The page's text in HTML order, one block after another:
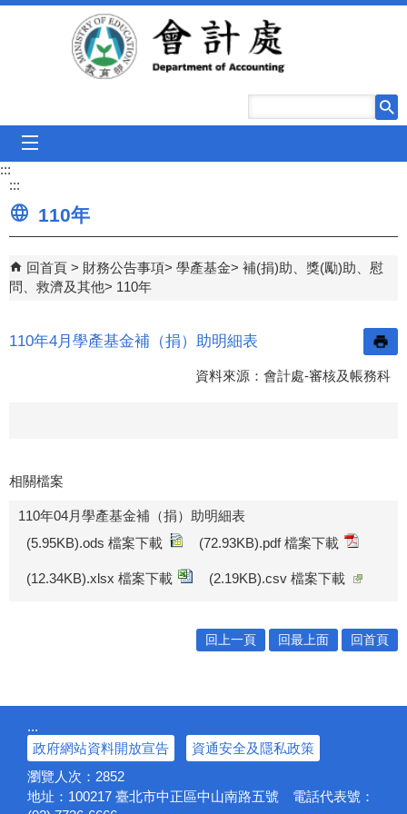
跳到主要內容區塊
:::
:::
110年
回首頁 財務公告事項 學產基金
補(捐)助、獎(勵)助、慰
問、救濟及其他
110年
110年4月學產基金補（捐）助明細表
資料來源：會計處-審核及帳務科
相關檔案
110年04月學產基金補（捐）助明細表
(5.95KB).ods 檔案下載
(72.93KB).pdf 檔案下載
(12.34KB).xlsx 檔案下載 (2.19KB).csv 檔案下載
回上一頁 回最上面 回首頁
:::
政府網站資料開放宣告
資通安全及隱私政策
瀏覽人次： 2852
地址：100217 臺北市中正區中山南路五號 電話代表號：